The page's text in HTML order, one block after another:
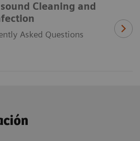
Cleaning and
Asked Questions